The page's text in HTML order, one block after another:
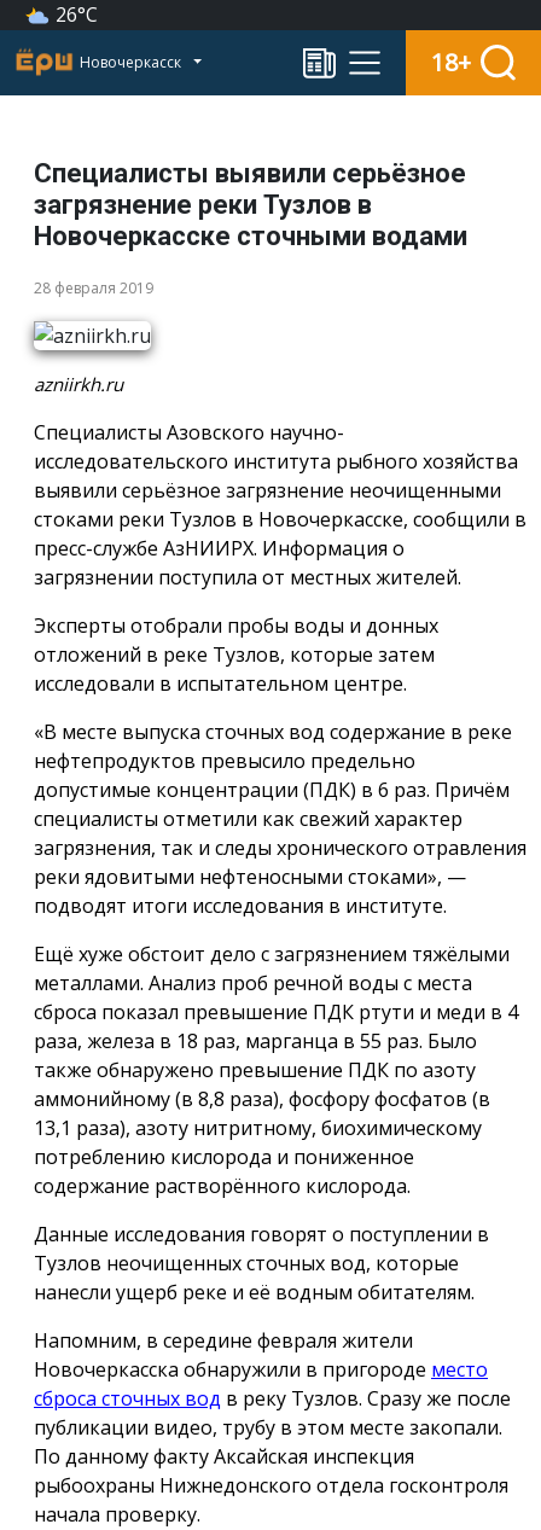
26°C
Новочеркасск 18+
Специалисты выявили серьёзное
загрязнение реки Тузлов в
Новочеркасске сточными водами
28 февраля 2019
azniirkh.ru
Специалисты Азовского научно-
исследовательского института рыбного хозяйства
выявили серьёзное загрязнение неочищенными
стоками реки Тузлов в Новочеркасске, сообщили в
пресс-службе АзНИИРХ. Информация о
загрязнении поступила от местных жителей.
Эксперты отобрали пробы воды и донных
отложений в реке Тузлов, которые затем
исследовали в испытательном центре.
«В месте выпуска сточных вод содержание в реке
нефтепродуктов превысило предельно
допустимые концентрации (ПДК) в 6 раз. Причём
специалисты отметили как свежий характер
загрязнения, так и следы хронического отравления
реки ядовитыми нефтеносными стоками», —
подводят итоги исследования в институте.
Ещё хуже обстоит дело с загрязнением тяжёлыми
металлами. Анализ проб речной воды с места
сброса показал превышение ПДК ртути и меди в 4
раза, железа в 18 раз, марганца в 55 раз. Было
также обнаружено превышение ПДК по азоту
аммонийному (в 8,8 раза), фосфору фосфатов (в
13,1 раза), азоту нитритному, биохимическому
потреблению кислорода и пониженное
содержание растворённого кислорода.
Данные исследования говорят о поступлении в
Тузлов неочищенных сточных вод, которые
нанесли ущерб реке и её водным обитателям.
Напомним, в середине февраля жители
Новочеркасска обнаружили в пригороде место
сброса сточных вод в реку Тузлов. Сразу же после
публикации видео, трубу в этом месте закопали.
По данному факту Аксайская инспекция
рыбоохраны Нижнедонского отдела госконтроля
начала проверку.